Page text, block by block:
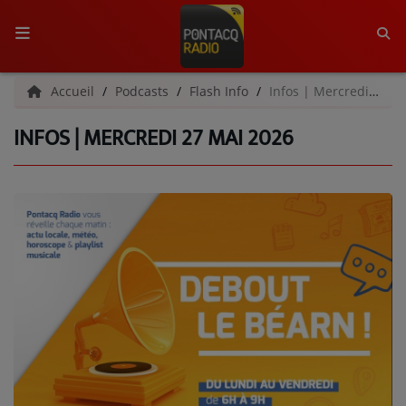
ACCUEIL
RADIO
L'ÉQUIPE
GRILLE DES PROGRAMMES
C'ÉTAIT QUOI CE TITRE ?
MÉDIAS
PODCASTS - SAISON 2026/2027
Accueil Podcasts Flash Info Infos | Mercredi 27 mai 2026
INFOS | MERCREDI 27 MAI 2026